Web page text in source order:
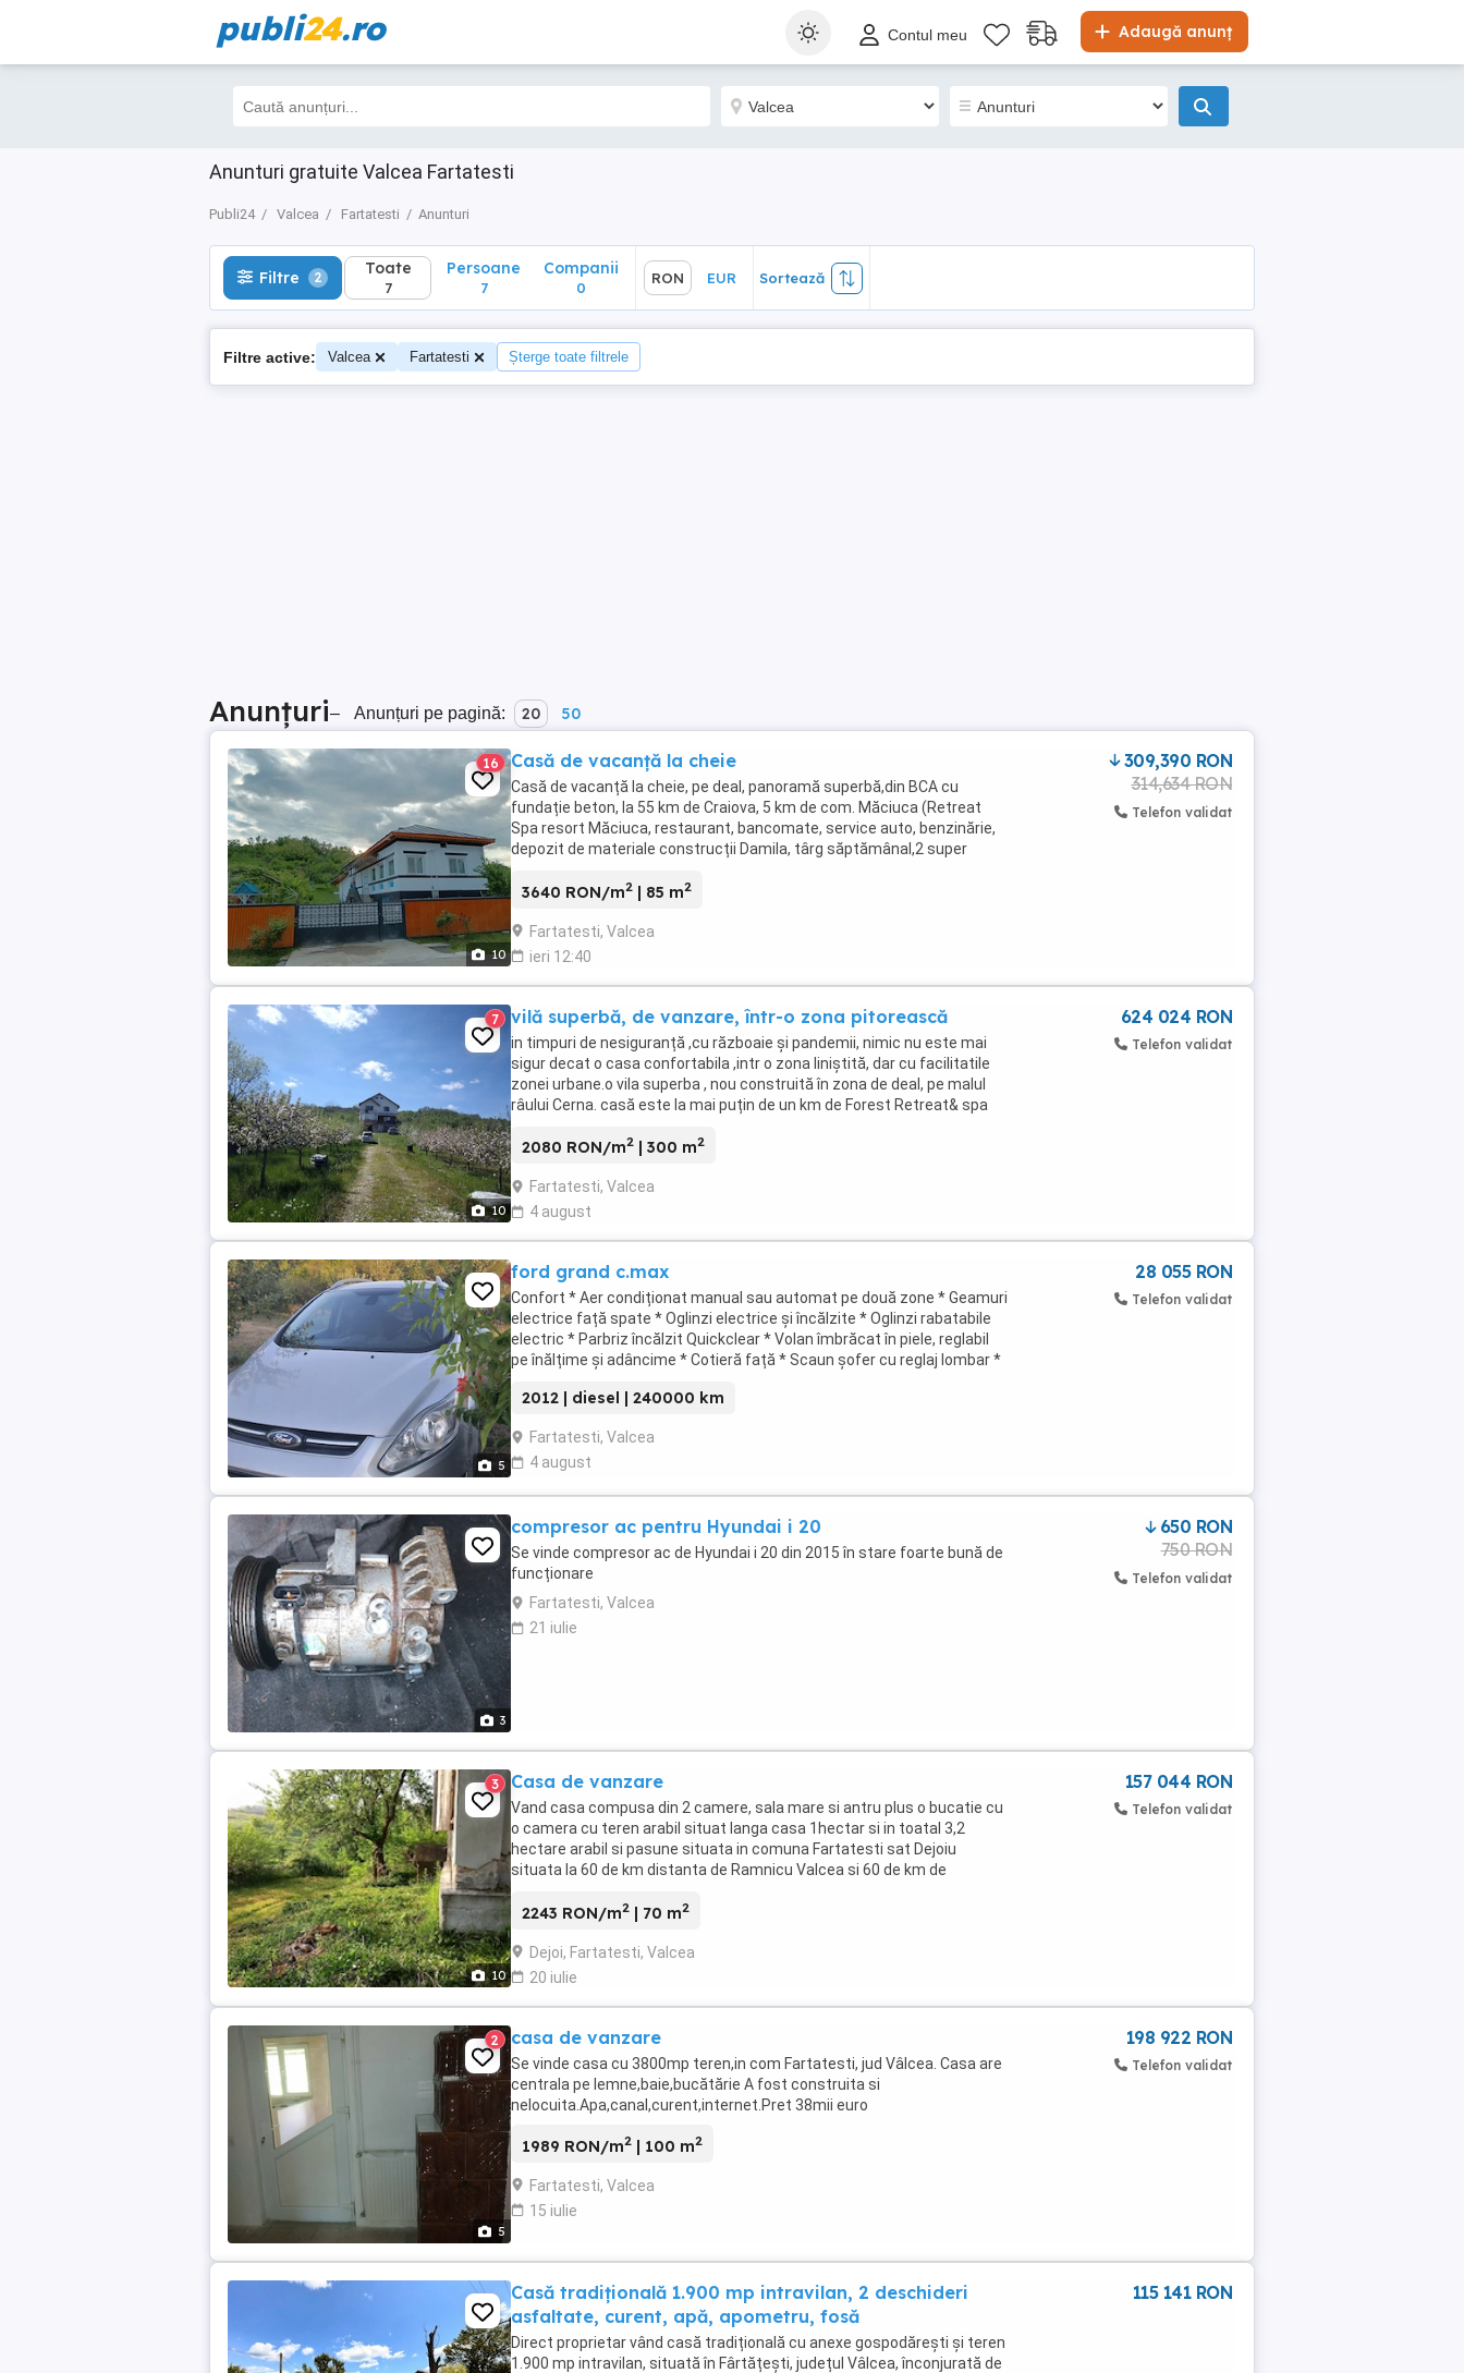
publi24.ro Adaugă anunț
Contul meu
Anunturi gratuite Valcea Fartatesti
Publi24 Valcea Fartatesti Anunturi
Filtre 2 Toate
7
Sortează
Filtre 2 Toate
7
Persoane
7
Companii
0
RON EUR Sortează
Filtre active: Valcea Fartatesti Șterge toate filtrele
Anunțuri– Anunțuri pe pagină: 20 50
10
16 Casă de vacanță la cheie
Casă de vacanță la cheie, pe deal, panoramă superbă,din BCA cu
fundație beton, la 55 km de Craiova, 5 km de com. Măciuca (Retreat
Spa resort Măciuca, restaurant, bancomate, service auto, benzinărie,
depozit de materiale construcții Damila, târg săptămânal,2 super
3640 RON/m2 | 85 m2
Fartatesti, Valcea
ieri 12:40
309,390 RON
314,634 RON
Telefon validat
10
7 vilă superbă, de vanzare, într-o zona pitorească
in timpuri de nesiguranță ,cu războaie și pandemii, nimic nu este mai
sigur decat o casa confortabila ,intr o zona liniștită, dar cu facilitatile
zonei urbane.o vila superba , nou construită în zona de deal, pe malul
râului Cerna. casă este la mai puțin de un km de Forest Retreat& spa
2080 RON/m2 | 300 m2
Fartatesti, Valcea
4 august
624 024 RON
Telefon validat
5
ford grand c.max
Confort * Aer condiționat manual sau automat pe două zone * Geamuri
electrice față spate * Oglinzi electrice și încălzite * Oglinzi rabatabile
electric * Parbriz încălzit Quickclear * Volan îmbrăcat în piele, reglabil
pe înălțime și adâncime * Cotieră față * Scaun șofer cu reglaj lombar *
2012 | diesel | 240000 km
Fartatesti, Valcea
4 august
28 055 RON
Telefon validat
3
compresor ac pentru Hyundai i 20
Se vinde compresor ac de Hyundai i 20 din 2015 în stare foarte bună de
funcționare
Fartatesti, Valcea
21 iulie
650 RON
750 RON
Telefon validat
10
3 Casa de vanzare
Vand casa compusa din 2 camere, sala mare si antru plus o bucatie cu
o camera cu teren arabil situat langa casa 1hectar si in toatal 3,2
hectare arabil si pasune situata in comuna Fartatesti sat Dejoiu
situata la 60 de km distanta de Ramnicu Valcea si 60 de km de
2243 RON/m2 | 70 m2
Dejoi, Fartatesti, Valcea
20 iulie
157 044 RON
Telefon validat
5
2 casa de vanzare
Se vinde casa cu 3800mp teren,in com Fartatesti, jud Vâlcea. Casa are
centrala pe lemne,baie,bucătărie A fost construita si
nelocuita.Apa,canal,curent,internet.Pret 38mii euro
1989 RON/m2 | 100 m2
Fartatesti, Valcea
15 iulie
198 922 RON
Telefon validat
Casă tradițională 1.900 mp intravilan, 2 deschideri
asfaltate, curent, apă, apometru, fosă
Direct proprietar vând casă tradițională cu anexe gospodărești și teren
1.900 mp intravilan, situată în Fârtățești, județul Vâlcea, înconjurată de
115 141 RON